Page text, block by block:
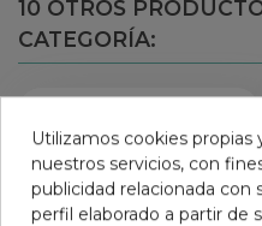
10 OTROS
CATEGORÍA:
Utilizamos cookies propias
nuestros servicios, con
publicidad relacionada con
perfil elaborado a partir de